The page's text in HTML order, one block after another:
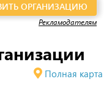
ОРГАНИЗАЦИЮ
Рекламодателям
Полная карта